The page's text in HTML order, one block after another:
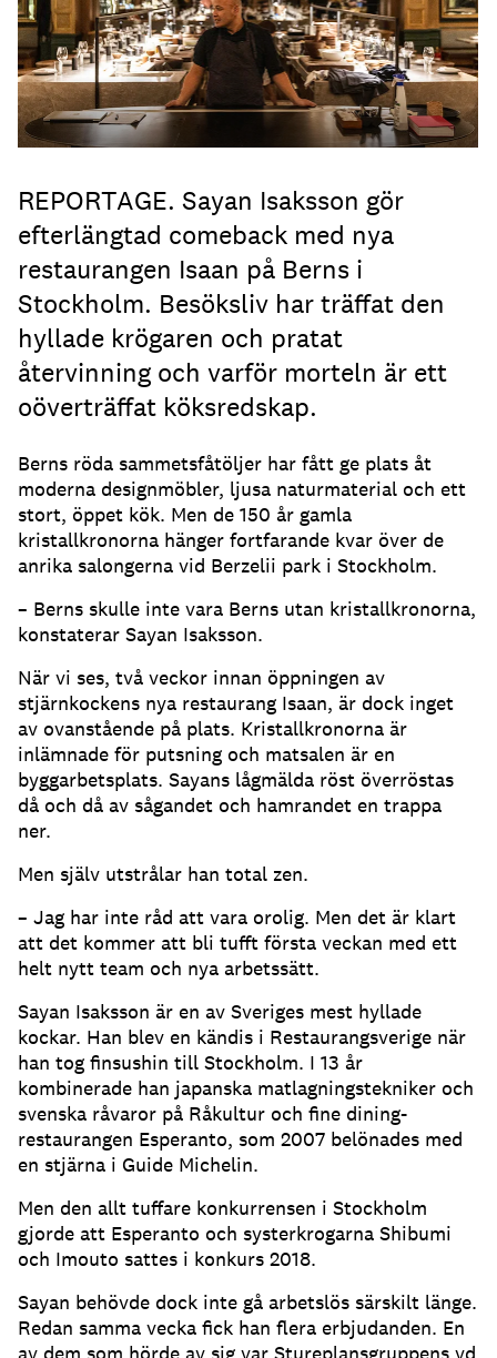
REPORTAGE. Sayan Isaksson gör
efterlängtad comeback med nya
restaurangen Isaan på Berns i
Stockholm. Besöksliv har träffat den
hyllade krögaren och pratat
återvinning och varför morteln är ett
oöverträffat köksredskap.
Berns röda sammetsfåtöljer har fått ge plats åt
moderna designmöbler, ljusa naturmaterial och ett
stort, öppet kök. Men de 150 år gamla
kristallkronorna hänger fortfarande kvar över de
anrika salongerna vid Berzelii park i Stockholm.
– Berns skulle inte vara Berns utan kristallkronorna,
konstaterar Sayan Isaksson.
När vi ses, två veckor innan öppningen av
stjärnkockens nya restaurang Isaan, är dock inget
av ovanstående på plats. Kristallkronorna är
inlämnade för putsning och matsalen är en
byggarbetsplats. Sayans lågmälda röst överröstas
då och då av sågandet och hamrandet en trappa
ner.
Men själv utstrålar han total zen.
– Jag har inte råd att vara orolig. Men det är klart
att det kommer att bli tufft första veckan med ett
helt nytt team och nya arbetssätt.
Sayan Isaksson är en av Sveriges mest hyllade
kockar. Han blev en kändis i Restaurangsverige när
han tog finsushin till Stockholm. I 13 år
kombinerade han japanska matlagningstekniker och
svenska råvaror på Råkultur och fine dining-
restaurangen Esperanto, som 2007 belönades med
en stjärna i Guide Michelin.
Men den allt tuffare konkurrensen i Stockholm
gjorde att Esperanto och systerkrogarna Shibumi
och Imouto sattes i konkurs 2018.
Sayan behövde dock inte gå arbetslös särskilt länge.
Redan samma vecka fick han flera erbjudanden. En
av dem som hörde av sig var Stureplansgruppens vd